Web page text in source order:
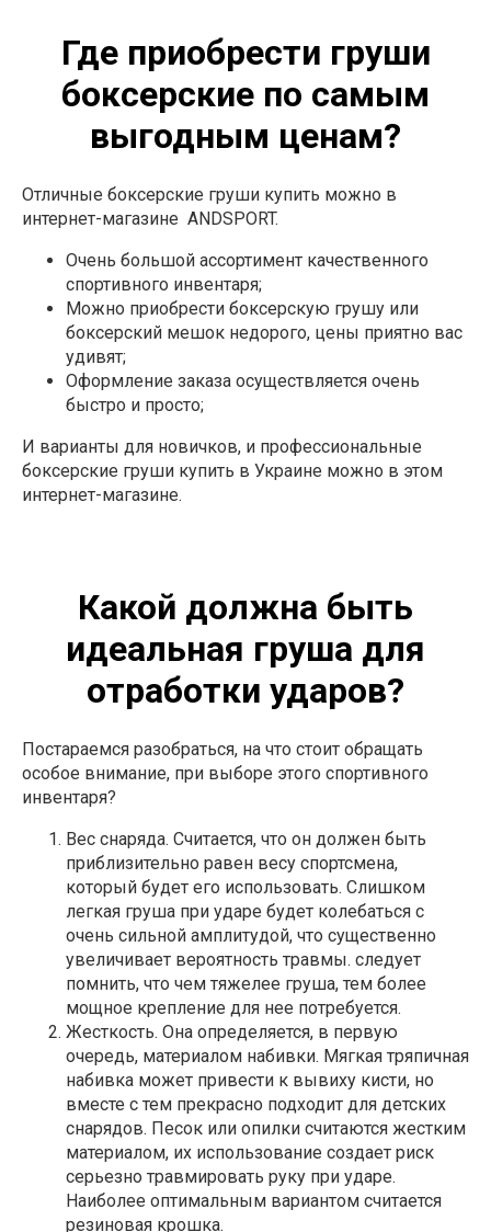
Где приобрести груши
боксерские по самым
выгодным ценам?
Отличные боксерские груши купить можно в
интернет-магазине ANDSPORT.
Очень большой ассортимент качественного
спортивного инвентаря;
Можно приобрести боксерскую грушу или
боксерский мешок недорого, цены приятно вас
удивят;
Оформление заказа осуществляется очень
быстро и просто;
И варианты для новичков, и профессиональные
боксерские груши купить в Украине можно в этом
интернет-магазине.
Какой должна быть
идеальная груша для
отработки ударов?
Постараемся разобраться, на что стоит обращать
особое внимание, при выборе этого спортивного
инвентаря?
Вес снаряда. Считается, что он должен быть
приблизительно равен весу спортсмена,
который будет его использовать. Слишком
легкая груша при ударе будет колебаться с
очень сильной амплитудой, что существенно
увеличивает вероятность травмы. следует
помнить, что чем тяжелее груша, тем более
мощное крепление для нее потребуется.
Жесткость. Она определяется, в первую
очередь, материалом набивки. Мягкая тряпичная
набивка может привести к вывиху кисти, но
вместе с тем прекрасно подходит для детских
снарядов. Песок или опилки считаются жестким
материалом, их использование создает риск
серьезно травмировать руку при ударе.
Наиболее оптимальным вариантом считается
резиновая крошка.